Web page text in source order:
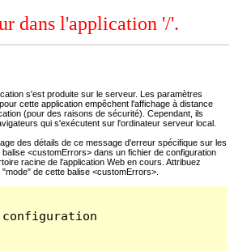
dans l'application '/'.
s'est produite sur le serveur. Les paramètres
cette application empêchent l'affichage à distance
(pour des raisons de sécurité). Cependant, ils
qui s'exécutent sur l'ordinateur serveur local.
des détails de ce message d'erreur spécifique sur les
<customErrors> dans un fichier de configuration
racine de l'application Web en cours. Attribuez
de cette balise <customErrors>.